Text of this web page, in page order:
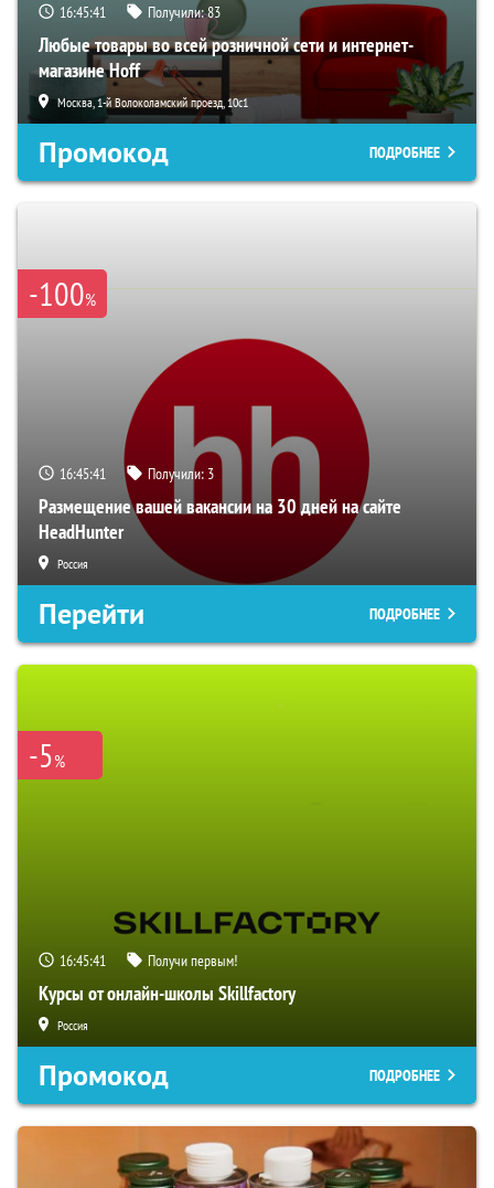
16:45:40 Получили:83
Любые товары во всей розничной сети и интернет-
магазине Hoff
Москва, 1-й Волоколамский проезд, 10с1
Промокод ПОДРОБНЕЕ
-100%
16:45:40 Получили: 3
Размещение вашей вакансии на 30 дней на сайте
HeadHunter
Россия
Перейти ПОДРОБНЕЕ
-5%
16:45:40 Получи первым!
Курсы от онлайн-школы Skillfactory
Россия
Промокод ПОДРОБНЕЕ